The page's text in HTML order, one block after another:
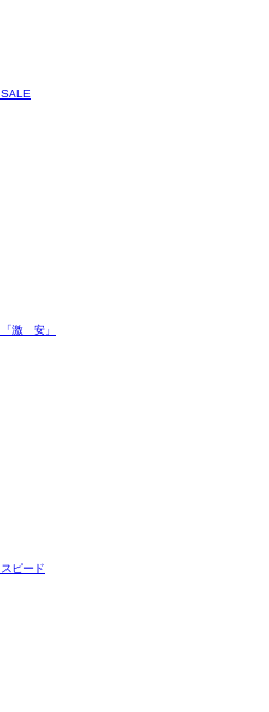
SALE
「激 安」
スピード